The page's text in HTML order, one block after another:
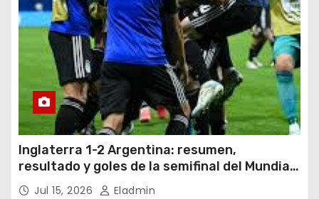
Inglaterra 1-2 Argentina: resumen,
resultado y goles de la semifinal del Mundial
2026Jul 15, 2026 Eladmin